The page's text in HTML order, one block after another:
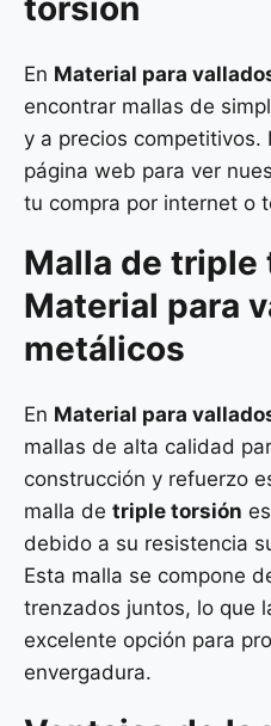
En Material para
encontrar mallas de
y a precios competitivos.
página web para ver
tu compra por internet o
Malla de triple
Material para
metálicos
En Material para
mallas de alta calidad
construcción y refuerzo
malla de triple torsión
debido a su resistencia
Esta malla se compone
trenzados juntos, lo que
excelente opción para
envergadura.